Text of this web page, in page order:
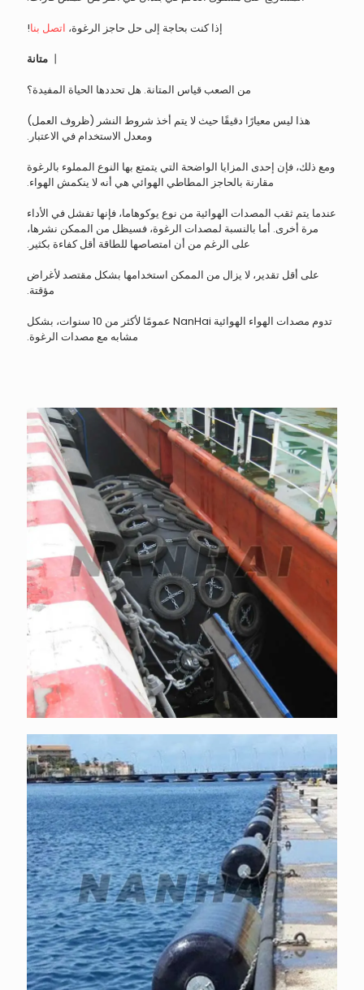
إذا كنت بحاجة إلى حل حاجز الرغوة، اتصل بنا!
丨 متانة
من الصعب قياس المتانة. هل تحددها الحياة المفيدة؟
هذا ليس معيارًا دقيقًا حيث لا يتم أخذ شروط النشر (ظروف العمل)
ومعدل الاستخدام في الاعتبار.
ومع ذلك، فإن إحدى المزايا الواضحة التي يتمتع بها النوع المملوء بالرغوة
مقارنة بالحاجز المطاطي الهوائي هي أنه لا ينكمش الهواء.
عندما يتم ثقب المصدات الهوائية من نوع يوكوهاما، فإنها تفشل في الأداء
مرة أخرى. أما بالنسبة لمصدات الرغوة، فسيظل من الممكن نشرها،
على الرغم من أن امتصاصها للطاقة أقل كفاءة بكثير.
على أقل تقدير، لا يزال من الممكن استخدامها بشكل مقتصد لأغراض
مؤقتة.
تدوم مصدات الهواء الهوائية NanHai عمومًا لأكثر من 10 سنوات، بشكل
مشابه مع مصدات الرغوة.